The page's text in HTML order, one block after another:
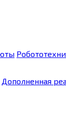
Дополненная